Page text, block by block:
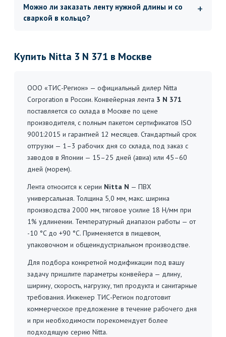
Можно ли заказать ленту нужной длины и со
сваркой в кольцо?
Купить Nitta 3 N 371 в Москве
ООО «ТИС-Регион» — официальный дилер Nitta
Corporation в России. Конвейерная лента 3 N 371
поставляется со склада в Москве по цене
производителя, с полным пакетом сертификатов ISO
9001:2015 и гарантией 12 месяцев. Стандартный срок
отгрузки — 1–3 рабочих дня со склада, под заказ с
заводов в Японии — 15–25 дней (авиа) или 45–60
дней (морем).
Лента относится к серии Nitta N — ПВХ
универсальная. Толщина 5,0 мм, макс. ширина
производства 2000 мм, тяговое усилие 18 Н/мм при
1% удлинении. Температурный диапазон работы — от
-10 °C до +90 °C. Применяется в пищевом,
упаковочном и общеиндустриальном производстве.
Для подбора конкретной модификации под вашу
задачу пришлите параметры конвейера — длину,
ширину, скорость, нагрузку, тип продукта и санитарные
требования. Инженер ТИС-Регион подготовит
коммерческое предложение в течение рабочего дня
и при необходимости порекомендует более
подходящую серию Nitta.